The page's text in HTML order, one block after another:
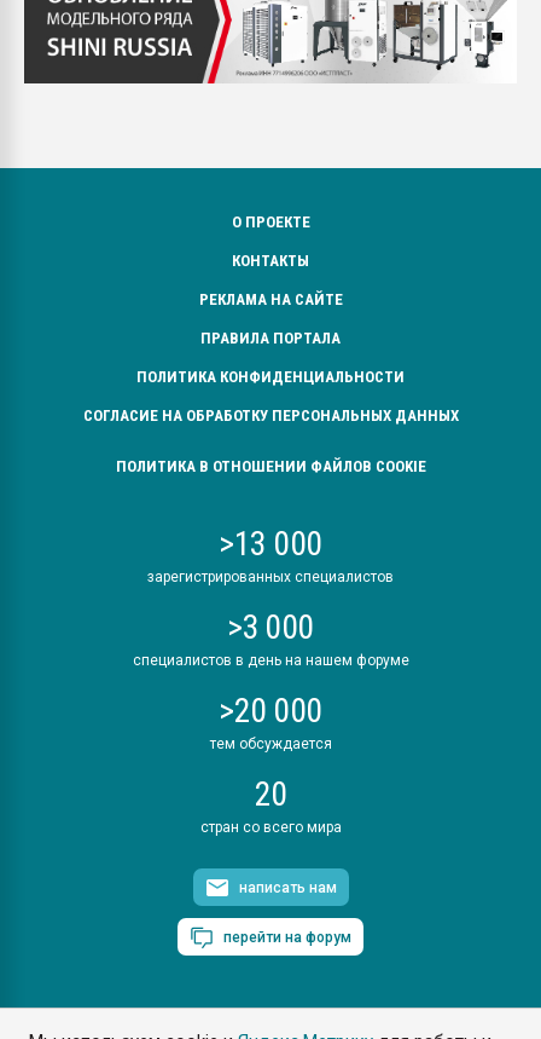
О ПРОЕКТЕ
КОНТАКТЫ
РЕКЛАМА НА САЙТЕ
ПРАВИЛА ПОРТАЛА
ПОЛИТИКА КОНФИДЕНЦИАЛЬНОСТИ
СОГЛАСИЕ НА ОБРАБОТКУ ПЕРСОНАЛЬНЫХ ДАННЫХ
ПОЛИТИКА В ОТНОШЕНИИ ФАЙЛОВ COOKIE
>13 000
зарегистрированных специалистов
>3 000
специалистов в день на нашем форуме
>20 000
тем обсуждается
20
стран со всего мира
написать нам
перейти на форум